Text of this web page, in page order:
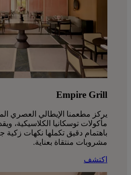
Empire Grill
يركز مطعمنا الإيطالي العصري
مأكولات توسكانيا الكلاسيكية،
باهتمام دقيق تكملها نكهات زكية
مشروبات منتقاة بعناية.
اكتشف